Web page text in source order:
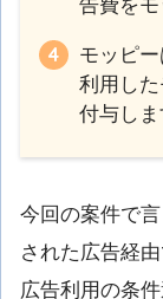
告費をモ
モッピ
利用し
付与しま
今回の案件で
された広告経
広告利用の条件